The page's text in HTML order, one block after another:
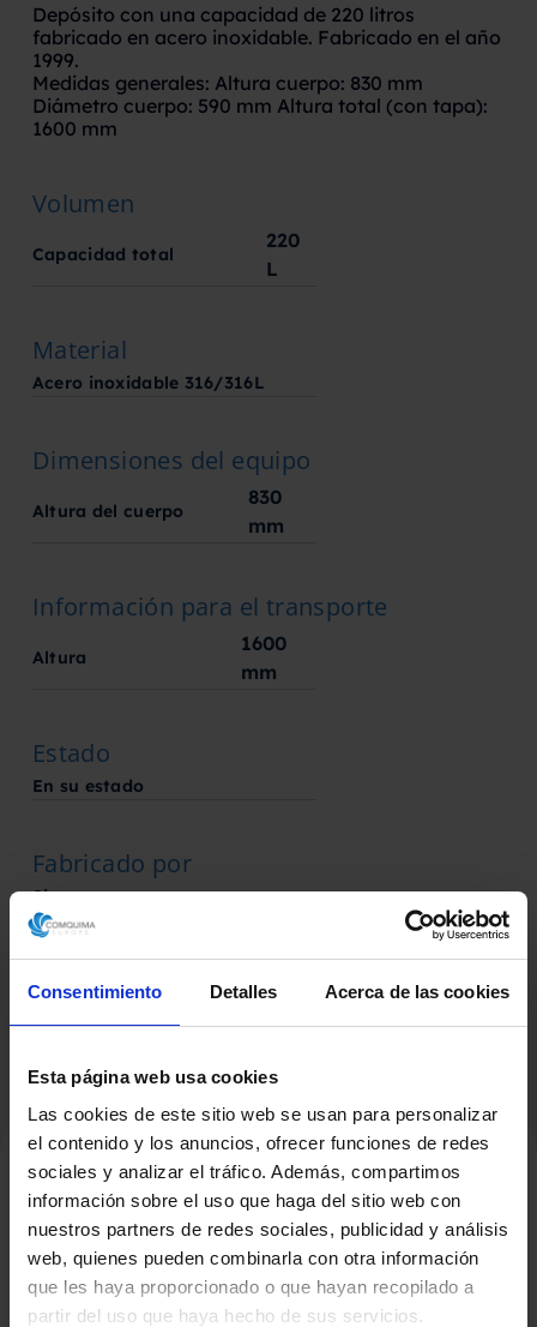
Consentimiento Detalles Acerca de las cookies
Esta página web usa cookies
Las cookies de este sitio web se usan para personalizar
el contenido y los anuncios, ofrecer funciones de redes
sociales y analizar el tráfico. Además, compartimos
información sobre el uso que haga del sitio web con
nuestros partners de redes sociales, publicidad y análisis
web, quienes pueden combinarla con otra información
que les haya proporcionado o que hayan recopilado a
partir del uso que haya hecho de sus servicios.
Depósito con una capacidad de 220 litros
fabricado en acero inoxidable. Fabricado en el año
1999.
Medidas generales: Altura cuerpo: 830 mm
Diámetro cuerpo: 590 mm Altura total (con tapa):
1600 mm
Volumen
Capacidad total
220
L
Material
Acero inoxidable 316/316L
Dimensiones del equipo
Altura del cuerpo
830
mm
Información para el transporte
Altura
1600
mm
Estado
En su estado
Fabricado por
Sin marca
SCHRADER
Productos Relacionados